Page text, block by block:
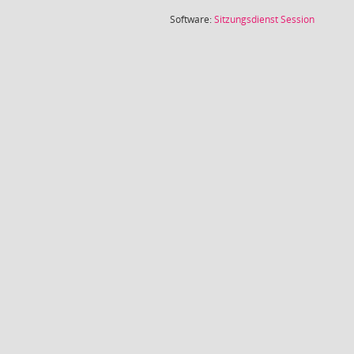
Software:SitzungsdienstSession(Wird in